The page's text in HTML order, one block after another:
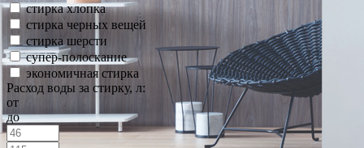
стирка хлопка
стирка черных вещей
стирка шерсти
супер-полоскание
экономичная стирка
Расход воды за стирку, л:
от
до